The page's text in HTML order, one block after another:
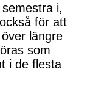
i,
för att
längre
som
i de flesta